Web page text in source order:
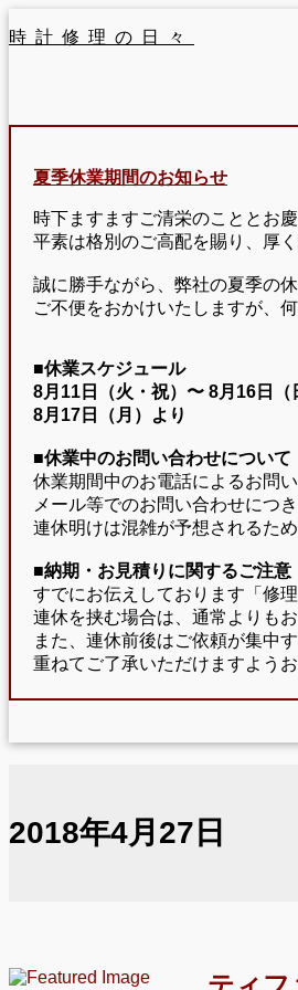
時計修理の日々
夏季休業期間のお知らせ
時下ますますご清栄のこととお
平素は格別のご高配を賜り、厚
誠に勝手ながら、弊社の夏季の
ご不便をおかけいたしますが、
■休業スケジュール
8月11日（火・祝）〜 8月16日（
8月17日（月）より
■休業中のお問い合わせについて
休業期間中のお電話によるお問
メール等でのお問い合わせにつ
連休明けは混雑が予想されるた
■納期・お見積りに関するご注意
すでにお伝えしております「修
連休を挟む場合は、通常よりも
また、連休前後はご依頼が集中
重ねてご了承いただけますよう
2018年4月27日